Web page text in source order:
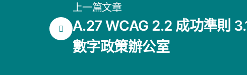
上一篇文章
A.27 WCAG 2.2 成功準則
數字政策辦公室